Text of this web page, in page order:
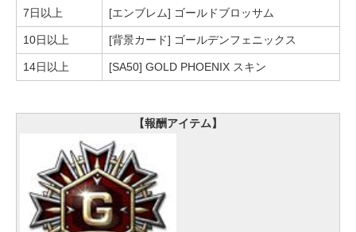
7日以上 [エンブレム] ゴールドブロッサム
10日以上 [背景カード] ゴールデンフェニックス
14日以上 [SA50] GOLD PHOENIX スキン
【報酬アイテム】